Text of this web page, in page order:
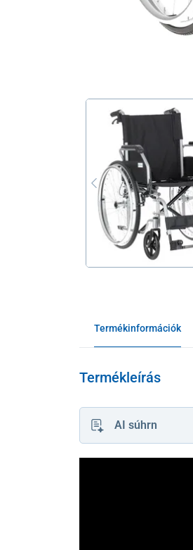
Termékinformációk
Termékleírás
AI súhrn